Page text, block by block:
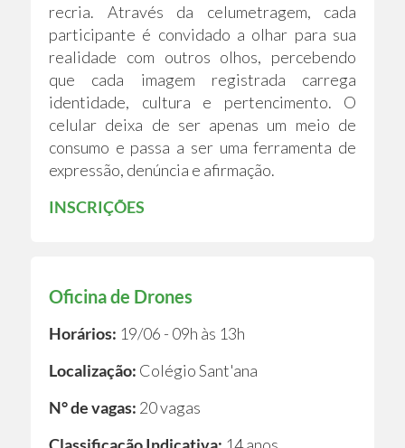
recria. Através da celumetragem, cada
participante é convidado a olhar para sua
realidade com outros olhos, percebendo
que cada imagem registrada carrega
identidade, cultura e pertencimento. O
celular deixa de ser apenas um meio de
consumo e passa a ser uma ferramenta de
expressão, denúncia e afirmação.
INSCRIÇÕES
Oficina de Drones
Horários: 19/06 - 09h às 13h
Localização: Colégio Sant'ana
N° de vagas: 20 vagas